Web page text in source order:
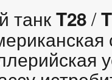
танкT28/